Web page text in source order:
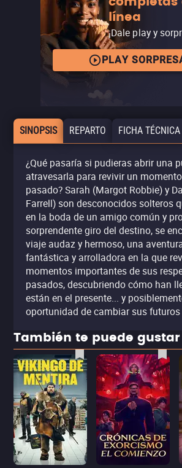
línea
¡Dale play y
PLAY
SINOPSIS REPARTO FICHA TÉCNICA
¿Qué pasaría si pudieras abrir una
atravesarla para revivir un
pasado? Sarah (Margot Robbie) y
Farrell) son desconocidos solteros
en la boda de un amigo común y
sorprendente giro del destino, se
viaje audaz y hermoso, una
fantástica y arrolladora en la que
momentos importantes de sus
pasados, descubriendo cómo han
están en el presente... y
oportunidad de cambiar sus futuros
También te puede gustar